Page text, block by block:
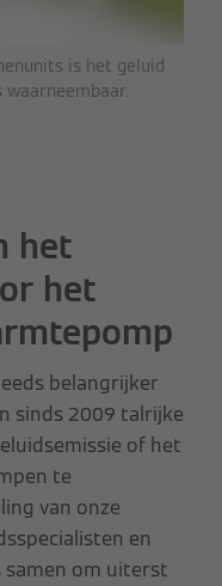
is het geluid
het
het
belangrijker
sinds 2009 talrijke
of het
te
van onze
en
om uiterst